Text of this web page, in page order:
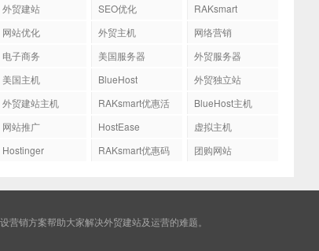
外贸建站 SEO优化
RAKsmart
网站优化
外贸主机
网络营销
电子商务
美国服务器
外贸服务器
美国主机
BlueHost
外贸独立站
外贸建站主机
RAKsmart优惠活
BlueHost主机
网站推广
HostEase
虚拟主机
Hostinger
RAKsmart优惠码 团购网站
销方案帮助大家解决外贸建站及运营的难题。